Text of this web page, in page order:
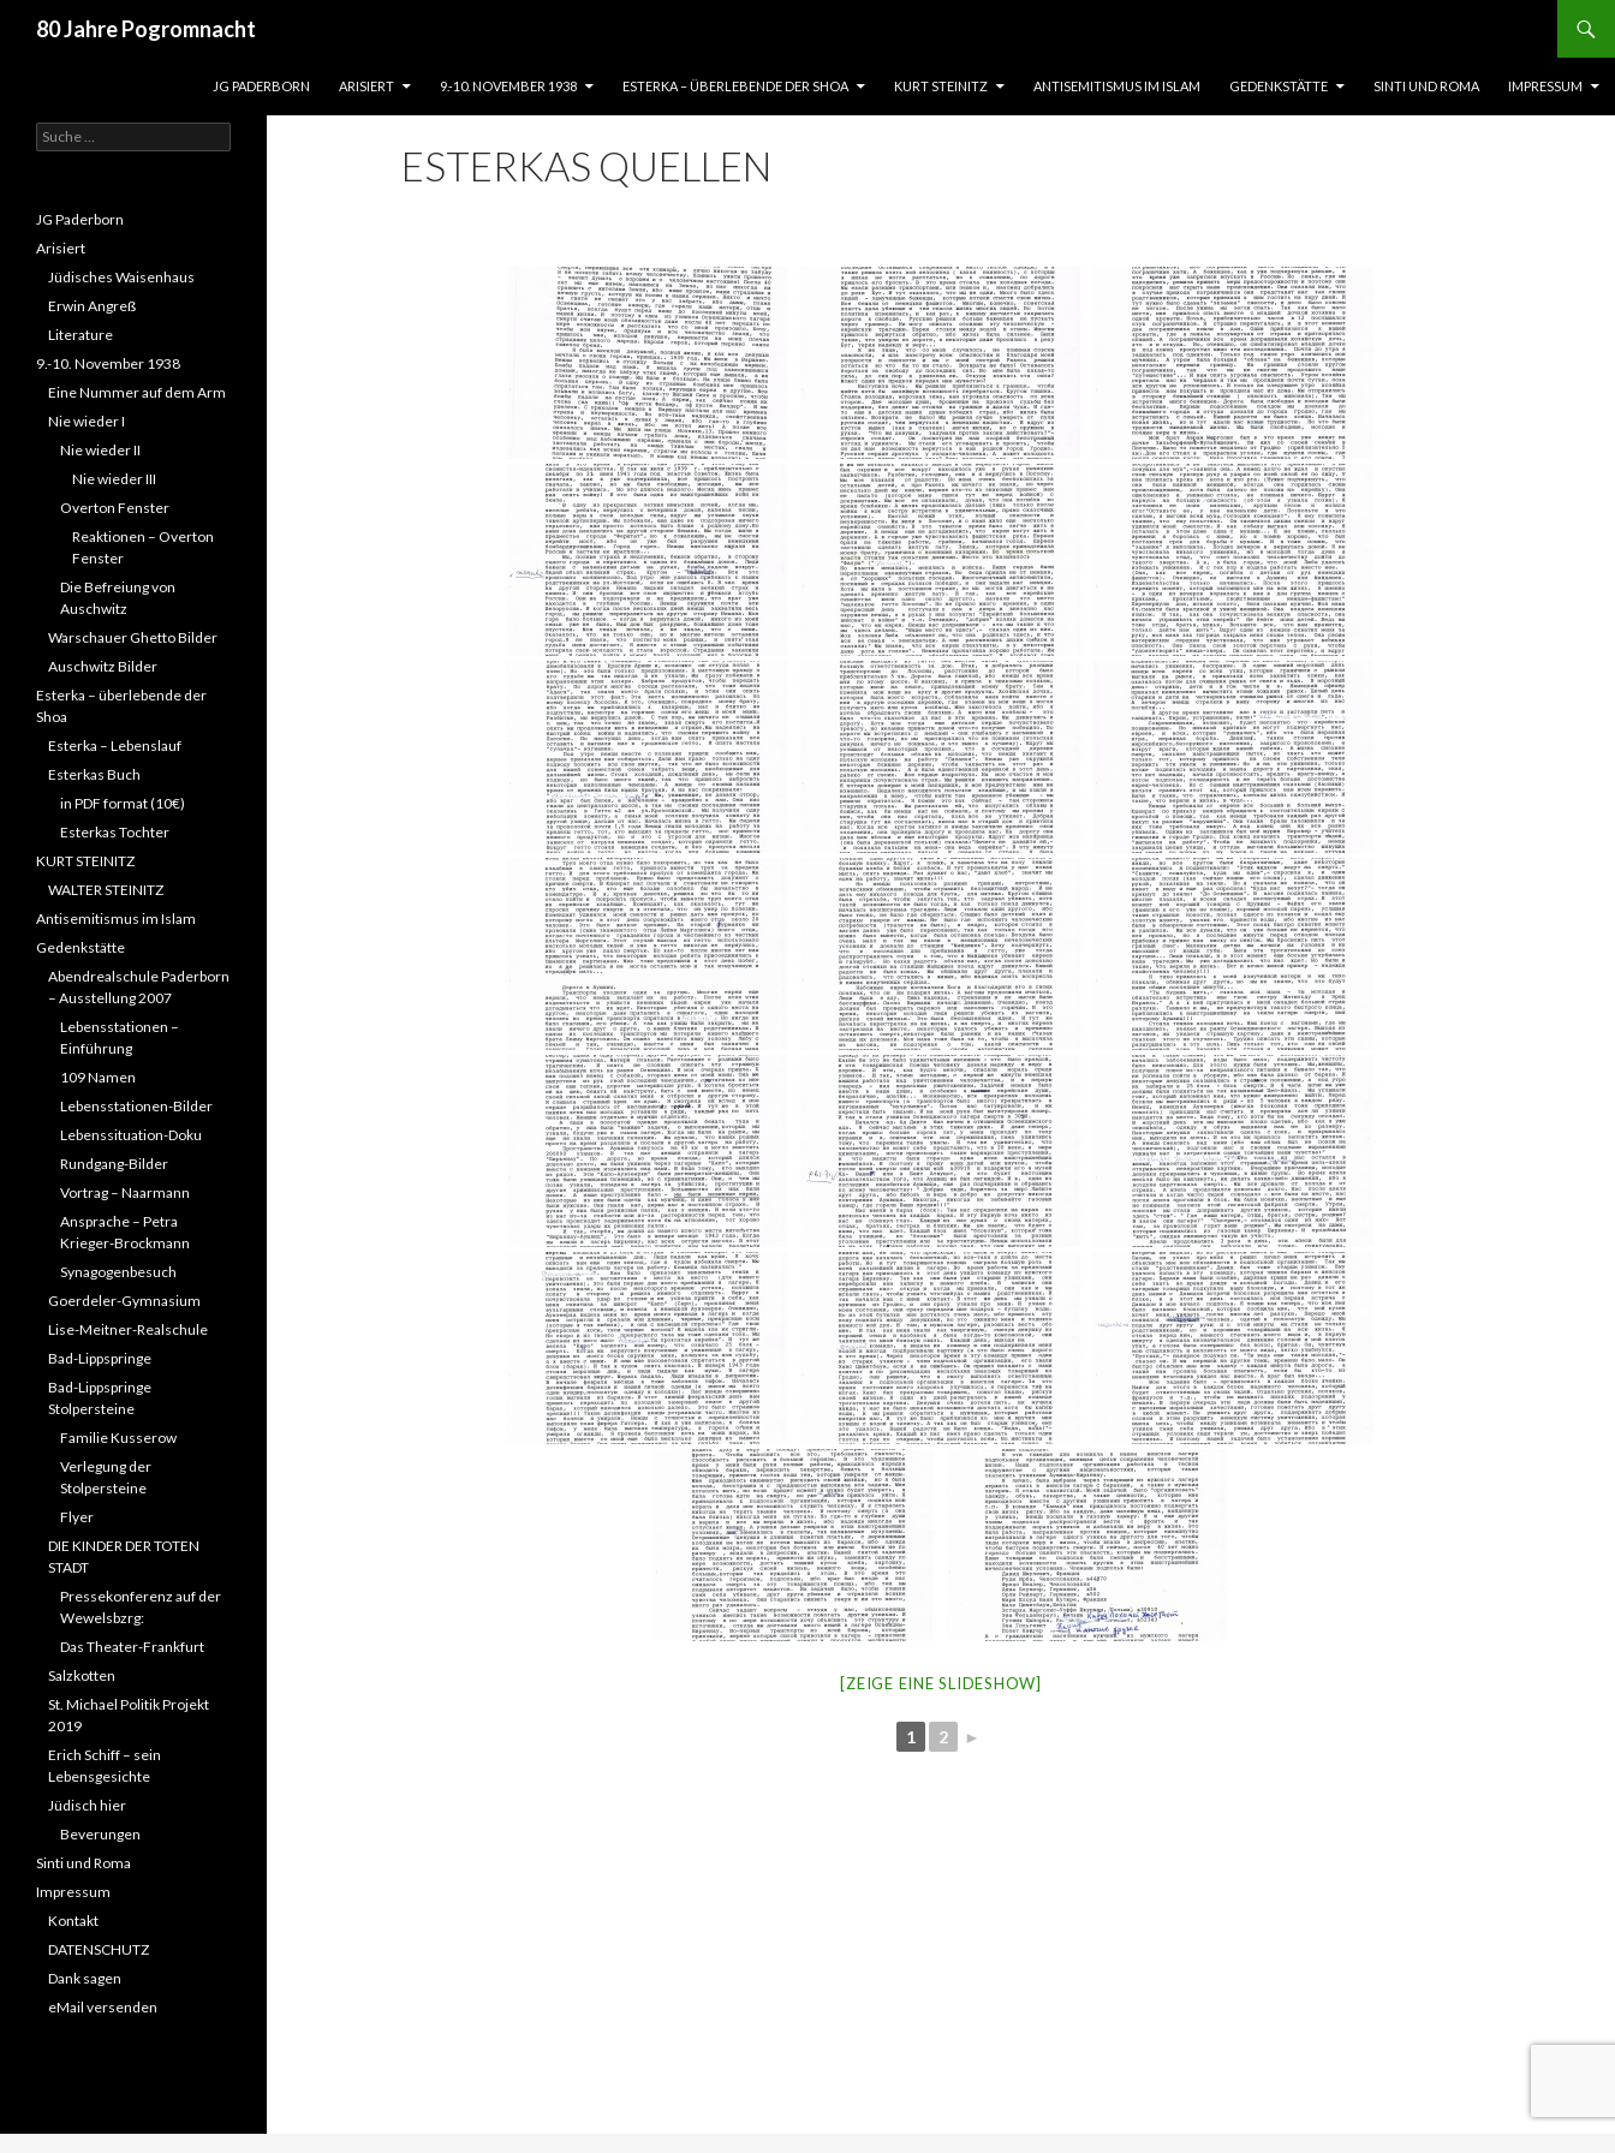
80 Jahre Pogromnacht
JG PADERBORN
ARISIERT 9.-10. NOVEMBER 1938 ESTERKA – ÜBERLEBENDE DER SHOA KURT STEINITZ ANTISEMITISMUS IM ISLAM GEDENKSTÄTTE SINTI UND ROMA IMPRESSUM
ESTERKAS QUELLEN
[ZEIGE EINE SLIDESHOW]
1 2 ►
Suche
nach:
JG Paderborn
Arisiert
Jüdisches Waisenhaus
Erwin Angreß
Literature
9.-10. November 1938
Eine Nummer auf dem Arm
Nie wieder I
Nie wieder II
Nie wieder III
Overton Fenster
Reaktionen – Overton
Fenster
Die Befreiung von
Auschwitz
Warschauer Ghetto Bilder
Auschwitz Bilder
Esterka – überlebende der
Shoa
Esterka – Lebenslauf
Esterkas Buch
in PDF format (10€)
Esterkas Tochter
KURT STEINITZ
WALTER STEINITZ
Antisemitismus im Islam
Gedenkstätte
Abendrealschule Paderborn
– Ausstellung 2007
Lebensstationen –
Einführung
109 Namen
Lebensstationen-Bilder
Lebenssituation-Doku
Rundgang-Bilder
Vortrag – Naarmann
Ansprache – Petra
Krieger-Brockmann
Synagogenbesuch
Goerdeler-Gymnasium
Lise-Meitner-Realschule
Bad-Lippspringe
Bad-Lippspringe
Stolpersteine
Familie Kusserow
Verlegung der
Stolpersteine
Flyer
DIE KINDER DER TOTEN
STADT
Pressekonferenz auf der
Wewelsbzrg:
Das Theater-Frankfurt
Salzkotten
St. Michael Politik Projekt
2019
Erich Schiff – sein
Lebensgesichte
Jüdisch hier
Beverungen
Sinti und Roma
Impressum
Kontakt
DATENSCHUTZ
Dank sagen
eMail versenden